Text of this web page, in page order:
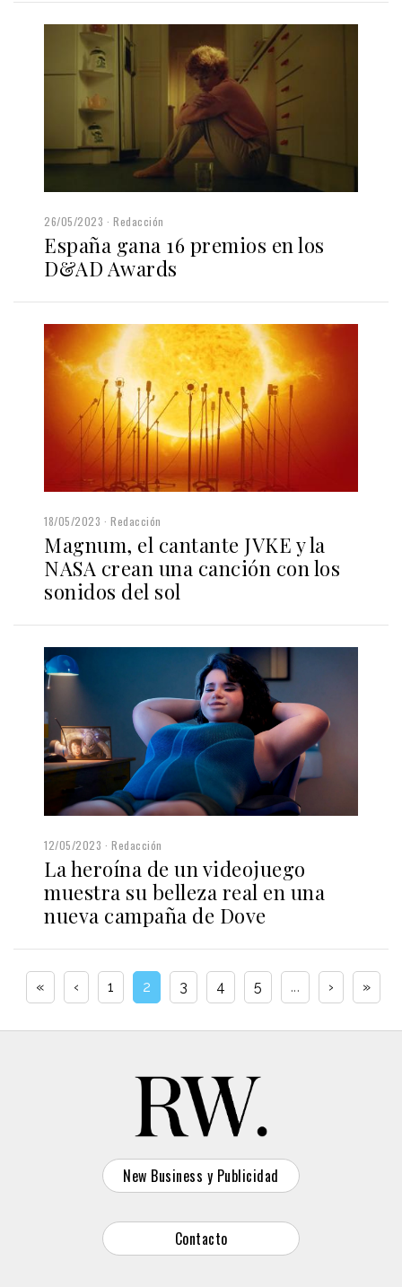
26/05/2023 Redacción
España gana 16 premios en los
D&AD Awards
18/05/2023 Redacción
Magnum, el cantante JVKE y la
NASA crean una canción con los
sonidos del sol
12/05/2023 Redacción
La heroína de un videojuego
muestra su belleza real en una
nueva campaña de Dove
« ‹ 1 2 3 4 5 ... › »
New Business y Publicidad
Contacto